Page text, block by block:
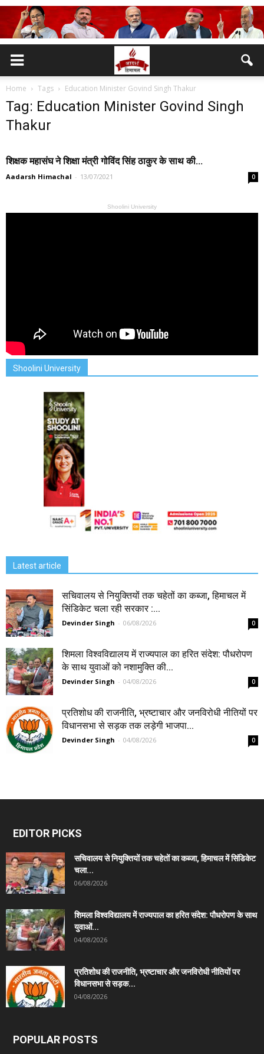
Home Tags Education Minister Govind Singh Thakur
Tag: Education Minister Govind Singh
Thakur
शिक्षक महासंघ ने शिक्षा मंत्री गोविंद सिंह ठाकुर के साथ की...
Aadarsh Himachal - 13/07/2021 0
Shoolini University
Shoolini University
Latest article
सचिवालय से नियुक्तियों तक चहेतों का कब्जा, हिमाचल में
सिंडिकेट चला रही सरकार :...
Devinder Singh - 06/08/2026 0
शिमला विश्वविद्यालय में राज्यपाल का हरित संदेश: पौधरोपण
के साथ युवाओं को नशामुक्ति की...
Devinder Singh - 04/08/2026 0
प्रतिशोध की राजनीति, भ्रष्टाचार और जनविरोधी नीतियों पर
विधानसभा से सड़क तक लड़ेगी भाजपा...
Devinder Singh - 04/08/2026 0
EDITOR PICKS
सचिवालय से नियुक्तियों तक चहेतों का कब्जा, हिमाचल में सिंडिकेट
चला...
06/08/2026
शिमला विश्वविद्यालय में राज्यपाल का हरित संदेश: पौधरोपण के साथ
युवाओं...
04/08/2026
प्रतिशोध की राजनीति, भ्रष्टाचार और जनविरोधी नीतियों पर
विधानसभा से सड़क...
04/08/2026
POPULAR POSTS